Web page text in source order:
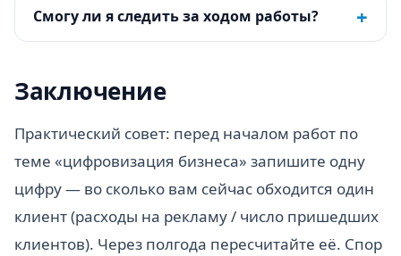
Смогу ли я следить за ходом работы? +
Заключение
Практический совет: перед началом работ по
теме «цифровизация бизнеса» запишите одну
цифру — во сколько вам сейчас обходится один
клиент (расходы на рекламу / число пришедших
клиентов). Через полгода пересчитайте её. Спор